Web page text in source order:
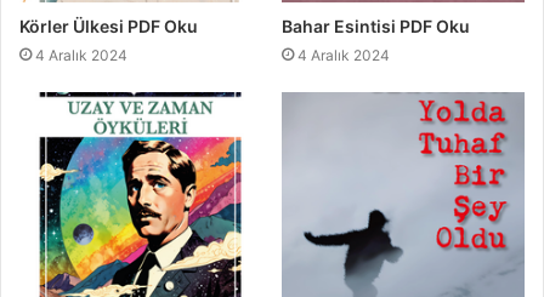
Körler Ülkesi PDF Oku
4 Aralık 2024
Bahar Esintisi PDF Oku
4 Aralık 2024